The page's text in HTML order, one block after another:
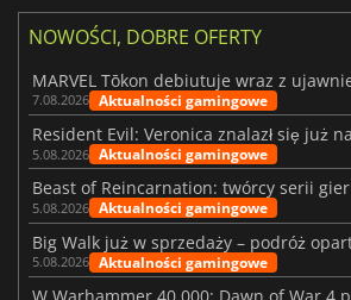
NOWOŚCI, DOBRE OFERTY
7.08.2026 Aktualności gamingowe
5.08.2026 Aktualności gamingowe
5.08.2026 Aktualności gamingowe
5.08.2026 Aktualności gamingowe